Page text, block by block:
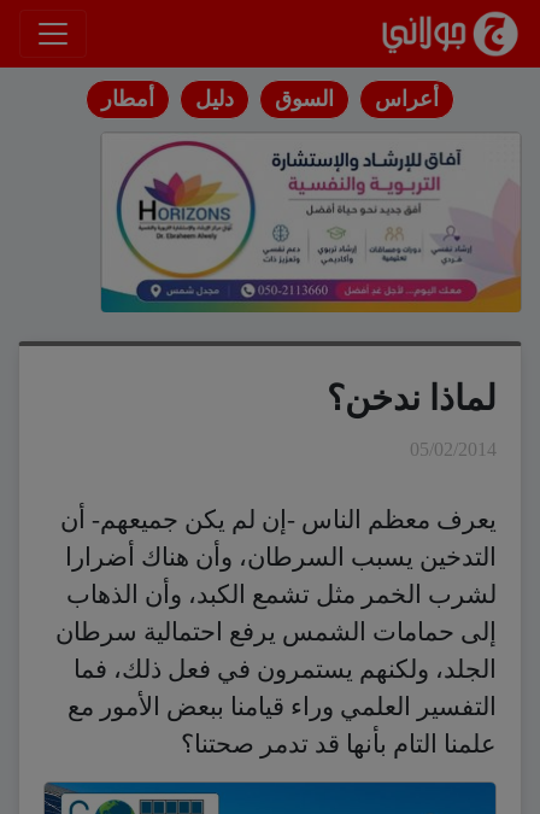
انتقل إلى المحتوى
أعراس السوق دليل أمطار
لماذا ندخن؟
05/02/2014
يعرف معظم الناس -إن لم يكن جميعهم- أن
التدخين يسبب السرطان، وأن هناك أضرارا
لشرب الخمر مثل تشمع الكبد، وأن الذهاب
إلى حمامات الشمس يرفع احتمالية سرطان
الجلد، ولكنهم يستمرون في فعل ذلك، فما
التفسير العلمي وراء قيامنا ببعض الأمور مع
علمنا التام بأنها قد تدمر صحتنا؟